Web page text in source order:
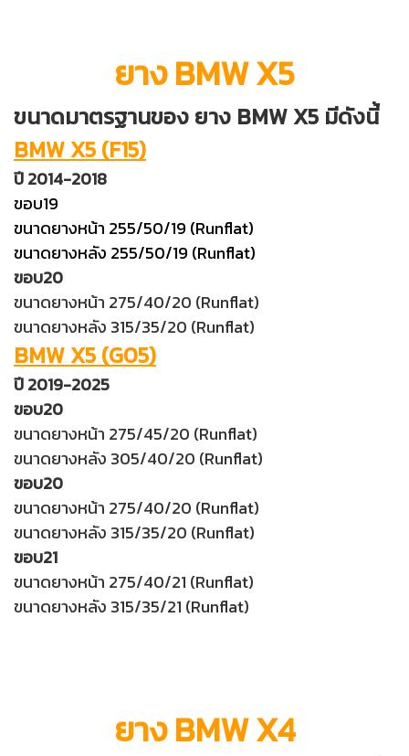
ยาง BMW X5
ขนาดมาตรฐานของ ยาง BMW X5 มีดังนี้
BMW X5 (F15)
ปี 2014-2018
ขอบ19
ขนาดยางหน้า 255/50/19 (Runflat)
ขนาดยางหลัง 255/50/19 (Runflat)
ขอบ20
ขนาดยางหน้า 275/40/20 (Runflat)
ขนาดยางหลัง 315/35/20 (Runflat)
BMW X5 (G05)
ปี 2019-2025
ขอบ20
ขนาดยางหน้า 275/45/20 (Runflat)
ขนาดยางหลัง 305/40/20 (Runflat)
ขอบ20
ขนาดยางหน้า 275/40/20 (Runflat)
ขนาดยางหลัง 315/35/20 (Runflat)
ขอบ21
ขนาดยางหน้า 275/40/21 (Runflat)
ขนาดยางหลัง 315/35/21 (Runflat)
ยาง BMW X4